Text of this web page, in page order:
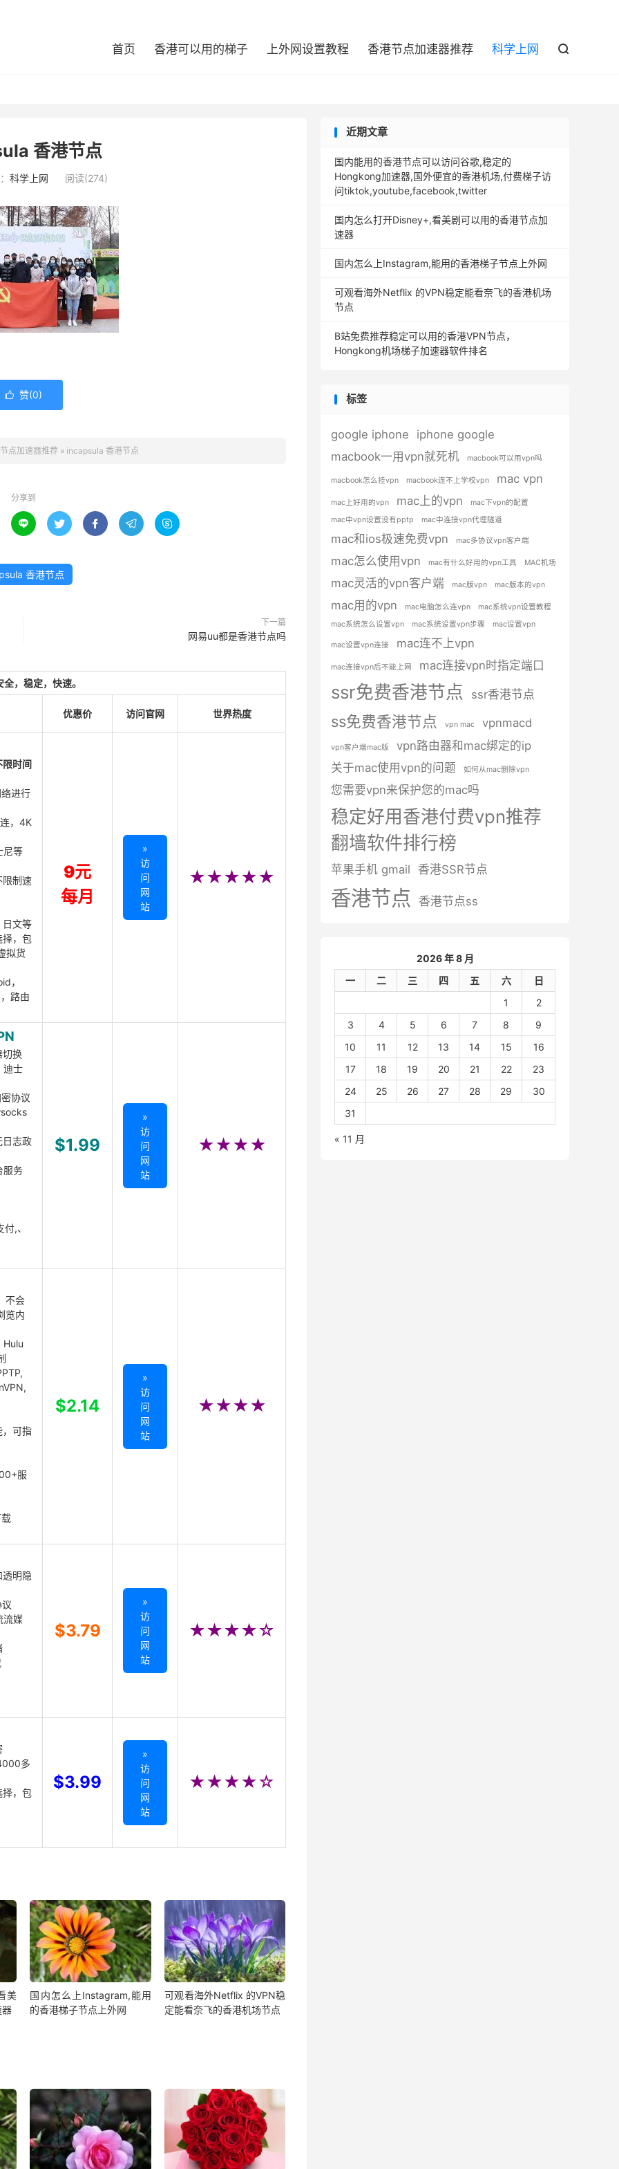
首页 香港可以用的梯子 上外网设置教程 香港节点加速器推荐 科学上网 
香港节点
科学上网 阅读(274)
 赞(0)
点加速器推荐 » incapsula 香港节点
分享到
    
香港节点
下一篇
网易uu都是香港节点吗
，稳定，快速。
优惠价 访问官网 世界热度
时间
进行
，4K
尼等
限制速
日文等
，包
拟货
，
路由
9元
每月
»
访
问
网
站
★★★★★
切换
迪士
协议
日志政
服务
,、
$1.99
»
访
问
网
站
★★★★
不会
览内
Hulu
，可指
服
$2.14
»
访
问
网
站
★★★★
明隐
流媒
$3.79
»
访
问
网
站
★★★★☆
多
，包
$3.99
»
访
问
网
站
★★★★☆
美
国内怎么上Instagram,能用
的香港梯子节点上外网
可观看海外Netflix 的VPN稳
定能看奈飞的香港机场节点
近期文章
国内能用的香港节点可以访问谷歌,稳定的
Hongkong加速器,国外便宜的香港机场,付费梯子访
问tiktok,youtube,facebook,twitter
国内怎么打开Disney+,看美剧可以用的香港节点加
速器
国内怎么上Instagram,能用的香港梯子节点上外网
可观看海外Netflix 的VPN稳定能看奈飞的香港机场
节点
B站免费推荐稳定可以用的香港VPN节点，
Hongkong机场梯子加速器软件排名
标签
google iphone
iphone google
macbook一用vpn就死机
macbook可以用vpn吗
macbook怎么挂vpn macbook连不上学校vpn mac vpn
mac上好用的vpn mac上的vpn
mac下vpn的配置
mac中vpn设置没有pptp
mac中连接vpn代理隧道
mac和ios极速免费vpn mac多协议vpn客户端
mac怎么使用vpn mac有什么好用的vpn工具 MAC机场
mac灵活的vpn客户端 mac版vpn mac版本的vpn
mac用的vpn mac电脑怎么连vpn
mac系统vpn设置教程
mac系统怎么设置vpn
mac系统设置vpn步骤 mac设置vpn
mac设置vpn连接 mac连不上vpn
mac连接vpn后不能上网 mac连接vpn时指定端口
ssr免费香港节点 ssr香港节点
ss免费香港节点 vpn mac vpnmacd
vpn客户端mac版
vpn路由器和mac绑定的ip
关于mac使用vpn的问题
如何从mac删除vpn
您需要vpn来保护您的mac吗
稳定好用香港付费vpn推荐
翻墙软件排行榜
苹果手机 gmail 香港SSR节点
香港节点 香港节点ss
2026 年 8 月
一
二 三 四 五 六
日
1
2
3
4 5 6 7 8
9
10
11 12 13 14 15
16
17
18 19 20 21 22
23
24
25 26 27 28 29
30
31
« 11 月